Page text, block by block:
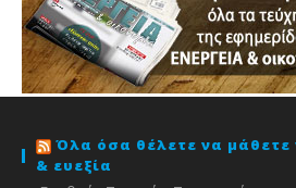
Όλα όσα θέλετε να μάθετε
& ευεξία